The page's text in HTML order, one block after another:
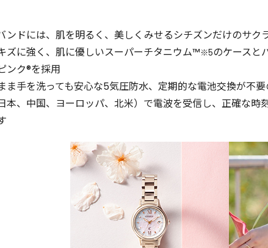
ンドには、肌を明るく、美しくみせるシチズンだけのサク
ズに強く、肌に優しいスーパーチタニウム™※5のケースと
ンク®を採⽤
ま手を洗っても安心な5気圧防水、定期的な電池交換が不
本、中国、ヨーロッパ、北⽶）で電波を受信し、正確な